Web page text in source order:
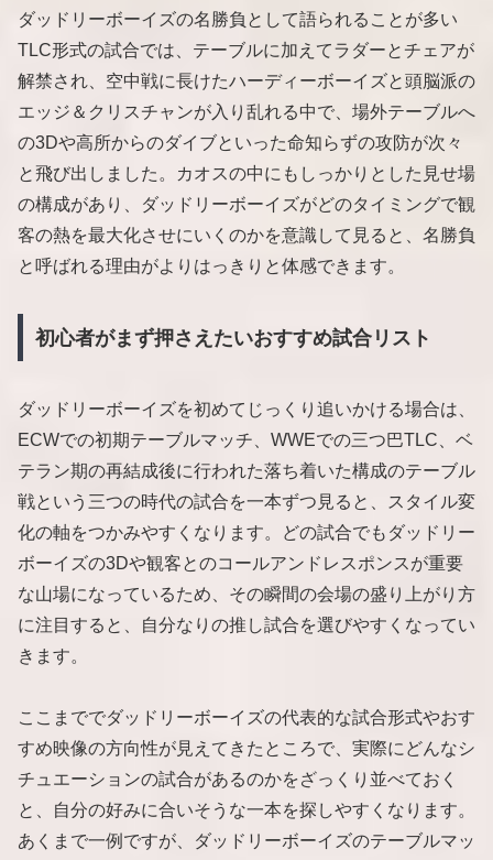
ダッドリーボーイズの名勝負として語られることが多い
TLC形式の試合では、テーブルに加えてラダーとチェアが
解禁され、空中戦に長けたハーディーボーイズと頭脳派の
エッジ＆クリスチャンが入り乱れる中で、場外テーブルへ
の3Dや高所からのダイブといった命知らずの攻防が次々
と飛び出しました。カオスの中にもしっかりとした見せ場
の構成があり、ダッドリーボーイズがどのタイミングで観
客の熱を最大化させにいくのかを意識して見ると、名勝負
と呼ばれる理由がよりはっきりと体感できます。
初心者がまず押さえたいおすすめ試合リスト
ダッドリーボーイズを初めてじっくり追いかける場合は、
ECWでの初期テーブルマッチ、WWEでの三つ巴TLC、ベ
テラン期の再結成後に行われた落ち着いた構成のテーブル
戦という三つの時代の試合を一本ずつ見ると、スタイル変
化の軸をつかみやすくなります。どの試合でもダッドリー
ボーイズの3Dや観客とのコールアンドレスポンスが重要
な山場になっているため、その瞬間の会場の盛り上がり方
に注目すると、自分なりの推し試合を選びやすくなってい
きます。
ここまででダッドリーボーイズの代表的な試合形式やおす
すめ映像の方向性が見えてきたところで、実際にどんなシ
チュエーションの試合があるのかをざっくり並べておく
と、自分の好みに合いそうな一本を探しやすくなります。
あくまで一例ですが、ダッドリーボーイズのテーブルマッ